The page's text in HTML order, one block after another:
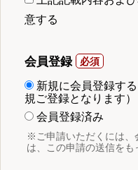
意する
会員登録
新規に会員登録す
規ご登録となります）
会員登録済み
※ご申請いただくには、
は、この申請の送信をも